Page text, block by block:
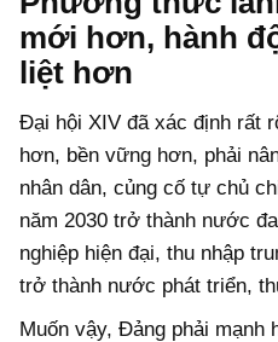
mới hơn, hành
liệt hơn
Đại hội XIV đã xác định rất
hơn, bền vững hơn, phải
nhân dân, củng cố tự chủ
năm 2030 trở thành nước
nghiệp hiện đại, thu nhập
trở thành nước phát triển,
Muốn vậy, Đảng phải mạnh